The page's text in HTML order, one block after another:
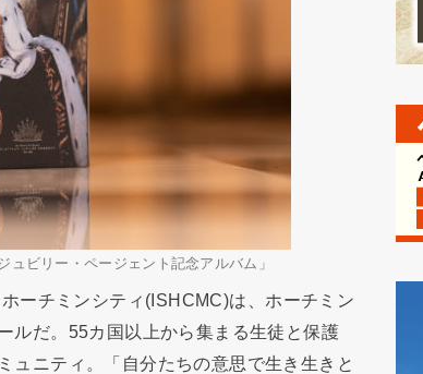
ビリー・ページェント記念アルバム」
ーチミンシティ(ISHCMC)は、ホーチミン
ルだ。55カ国以上から集まる生徒と保護
ュニティ。「自分たちの意思で生き生きと